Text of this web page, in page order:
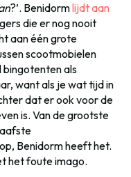
?’. Benidormlijdt aan
die er nog nooit
aan één grote
scootmobielen
bingotenten als
want als je wat tijd in
dat er ook voor de
is. Van de grootste
Benidorm heeft het.
het foute imago.